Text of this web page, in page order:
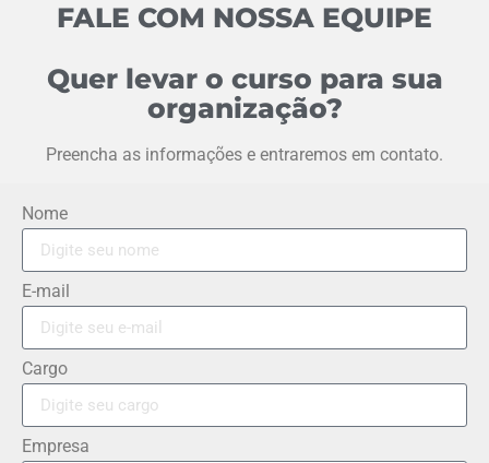
FALE COM NOSSA EQUIPE
Quer levar o curso para sua
organização?
Preencha as informações e entraremos em contato.
Nome
E-mail
Cargo
Empresa